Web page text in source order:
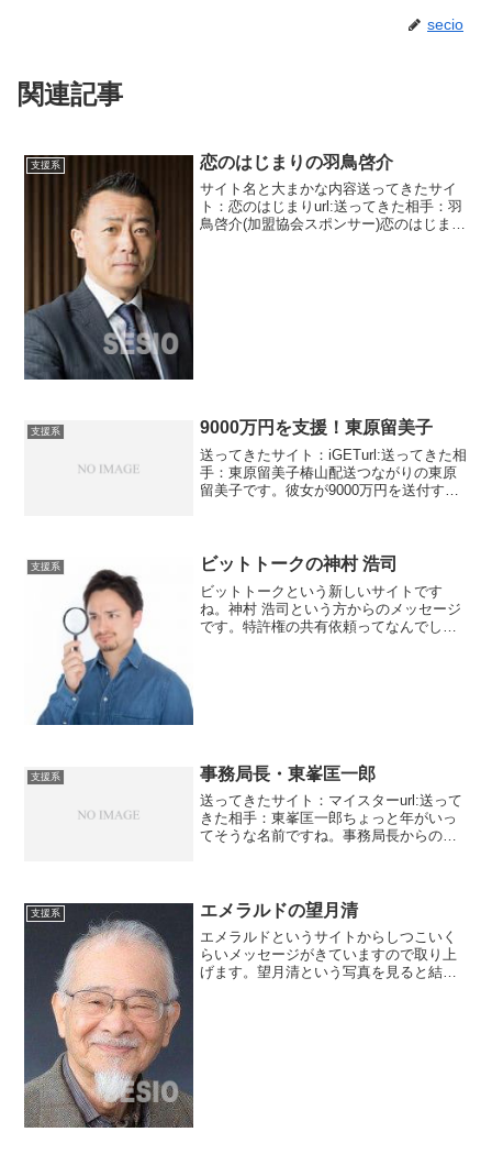
secio
関連記事
支援系 恋のはじまりの羽鳥啓介
サイト名と大まかな内容送ってきたサイ
ト：恋のはじまりurl:送ってきた相手：羽
鳥啓介(加盟協会スポンサー)恋のはじまり
支援系 9000万円を支援！東原留美子
送ってきたサイト：iGETurl:送ってきた相
手：東原留美子椿山配送つながりの東原
留美子です。彼女が9000万円を送付する
せんが・・...
支援系 ビットトークの神村 浩司
ビットトークという新しいサイトです
ね。神村 浩司という方からのメッセージ
です。特許権の共有依頼ってなんでしょ
支援系 事務局長・東峯匡一郎
送ってきたサイト：マイスターurl:送って
きた相手：東峯匡一郎ちょっと年がいっ
てそうな名前ですね。事務局長からのメ
ますね。なにやら協議...
支援系 エメラルドの望月清
エメラルドというサイトからしつこいく
らいメッセージがきていますので取り上
げます。望月清という写真を見ると結構